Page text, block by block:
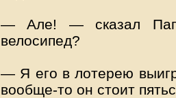
— Але! — сказал
велосипед?
— Я его в лотерею
вообще-то он стоит